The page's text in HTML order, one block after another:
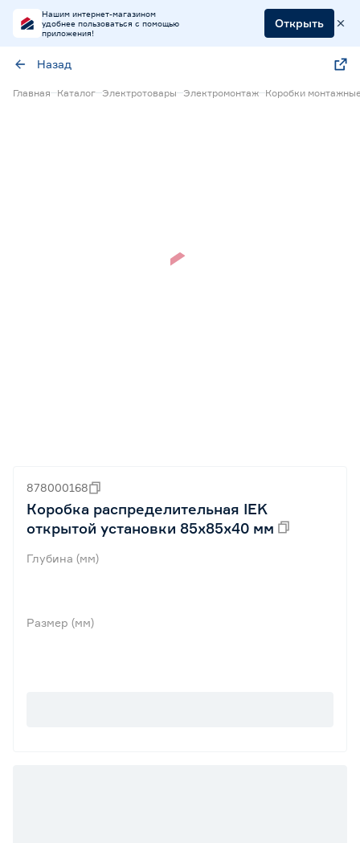
Нашим интернет-магазином
удобнее пользоваться с помощью
приложения!
Открыть
Назад
Главная Каталог Электротовары Электромонтаж Коробки
878000168
Коробка распределительная IEK
открытой установки 85х85х40 мм
Глубина (мм)
Размер (мм)